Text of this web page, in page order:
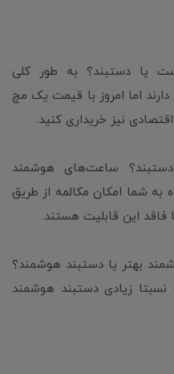
یا دستبند؟ به طور کلی
اما امروز با قیمت یک مچ
نیز خریداری کنید.
ساعت‌های هوشمند
به شما امکان مکالمه از طریق
فاقد این قابلیت هستند.
بهتر یا دستبند هوشمند؟
نسبتا زیادی دستبند هوشمند